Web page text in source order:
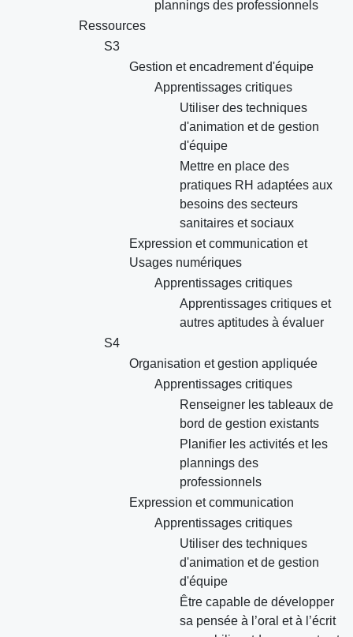
plannings des professionnels
Ressources
S3
Gestion et encadrement d'équipe
Apprentissages critiques
Utiliser des techniques
d'animation et de gestion
d'équipe
Mettre en place des
pratiques RH adaptées aux
besoins des secteurs
sanitaires et sociaux
Expression et communication et
Usages numériques
Apprentissages critiques
Apprentissages critiques et
autres aptitudes à évaluer
S4
Organisation et gestion appliquée
Apprentissages critiques
Renseigner les tableaux de
bord de gestion existants
Planifier les activités et les
plannings des
professionnels
Expression et communication
Apprentissages critiques
Utiliser des techniques
d'animation et de gestion
d'équipe
Être capable de développer
sa pensée à l’oral et à l’écrit